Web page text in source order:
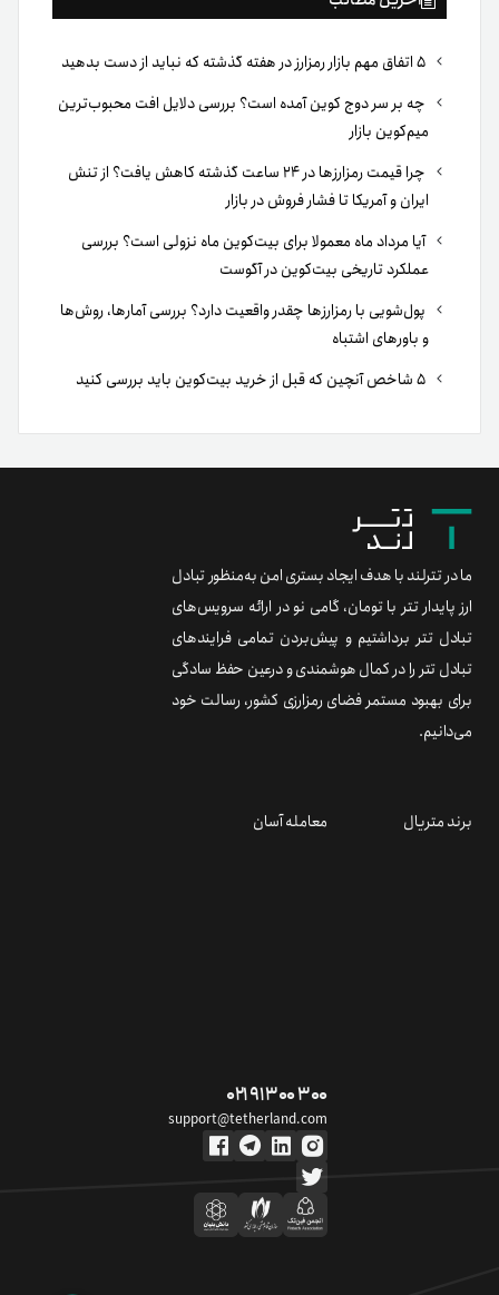
چه بر سر دوج کوین آمده است؟ بررسی دلایل افت محبوب‌ترین
میم‌کوین بازار
چرا قیمت رمزارزها در ۲۴ ساعت گذشته کاهش یافت؟ از تنش
ایران و آمریکا تا فشار فروش در بازار
آیا مرداد ماه معمولا برای بیت‌کوین ماه نزولی است؟ بررسی
عملکرد تاریخی بیت‌کوین در آگوست
پول‌شویی با رمزارزها چقدر واقعیت دارد؟ بررسی آمارها، روش‌ها
و باورهای اشتباه
ما در تترلند با هدف ایجاد بستری امن به‌منظور تبادل
ارز پایدار تتر با تومان، گامی نو در ارائه سرویس‌های
تبادل تتر برداشتیم و پیش‌بردن تمامی فرایندهای
تبادل تتر را در کمال هوشمندی و درعین حفظ سادگی
برای بهبود مستمر فضای رمزارزی کشور، رسالت خود
می‌دانیم.
برند متریال معامله آسان
۰۲۱ ۹۱ ۳۰۰ ۳۰۰
support@tetherland.com